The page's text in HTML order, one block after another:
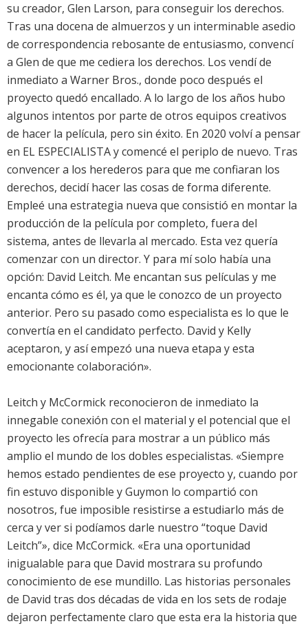
su creador, Glen Larson, para conseguir los derechos.
Tras una docena de almuerzos y un interminable asedio
de correspondencia rebosante de entusiasmo, convencí
a Glen de que me cediera los derechos. Los vendí de
inmediato a Warner Bros., donde poco después el
proyecto quedó encallado. A lo largo de los años hubo
algunos intentos por parte de otros equipos creativos
de hacer la película, pero sin éxito. En 2020 volví a pensar
en EL ESPECIALISTA y comencé el periplo de nuevo. Tras
convencer a los herederos para que me confiaran los
derechos, decidí hacer las cosas de forma diferente.
Empleé una estrategia nueva que consistió en montar la
producción de la película por completo, fuera del
sistema, antes de llevarla al mercado. Esta vez quería
comenzar con un director. Y para mí solo había una
opción: David Leitch. Me encantan sus películas y me
encanta cómo es él, ya que le conozco de un proyecto
anterior. Pero su pasado como especialista es lo que le
convertía en el candidato perfecto. David y Kelly
aceptaron, y así empezó una nueva etapa y esta
emocionante colaboración».
Leitch y McCormick reconocieron de inmediato la
innegable conexión con el material y el potencial que el
proyecto les ofrecía para mostrar a un público más
amplio el mundo de los dobles especialistas. «Siempre
hemos estado pendientes de ese proyecto y, cuando por
fin estuvo disponible y Guymon lo compartió con
nosotros, fue imposible resistirse a estudiarlo más de
cerca y ver si podíamos darle nuestro “toque David
Leitch”», dice McCormick. «Era una oportunidad
inigualable para que David mostrara su profundo
conocimiento de ese mundillo. Las historias personales
de David tras dos décadas de vida en los sets de rodaje
dejaron perfectamente claro que esta era la historia que